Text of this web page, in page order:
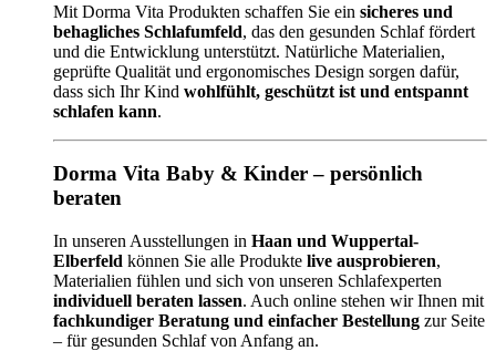
Mit Dorma Vita Produkten schaffen Sie ein sicheres und
behagliches Schlafumfeld, das den gesunden Schlaf fördert
und die Entwicklung unterstützt. Natürliche Materialien,
geprüfte Qualität und ergonomisches Design sorgen dafür,
dass sich Ihr Kind wohlfühlt, geschützt ist und entspannt
schlafen kann.
Dorma Vita Baby & Kinder – persönlich
beraten
In unseren Ausstellungen in Haan und Wuppertal-
Elberfeld können Sie alle Produkte live ausprobieren,
Materialien fühlen und sich von unseren Schlafexperten
individuell beraten lassen. Auch online stehen wir Ihnen mit
fachkundiger Beratung und einfacher Bestellung zur Seite
– für gesunden Schlaf von Anfang an.